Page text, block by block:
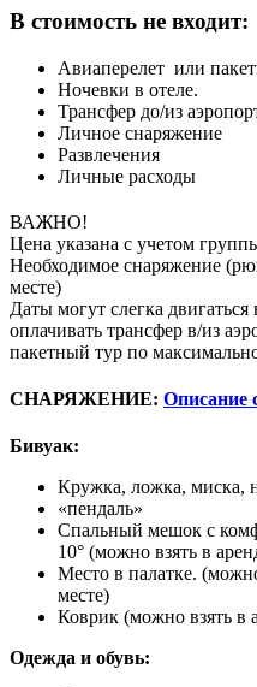
В стоимость не входит:
Авиаперелет или
Ночевки в отеле.
Трансфер до/из
Личное снаряжение
Развлечения
Личные расходы
ВАЖНО!
Цена указана с учетом
Необходимое снаряжение
месте)
Даты могут слегка
оплачивать трансфер в/из
пакетный тур по
СНАРЯЖЕНИЕ: Описание
Бивуак:
Кружка, ложка,
«пендаль»
Спальный мешок с
10° (можно взять в
Место в палатке.
месте)
Коврик (можно взять в
Одежда и обувь: